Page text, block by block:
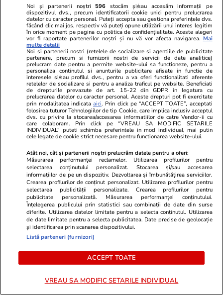
Advertorial
Smart is the new chic: Cum ne
ajută tehnologia să ne reinventăm
Advertorial
Înscrie-te
voucher de
PARTENERI
Wowbiz.ro
Durere fără margini după
moartea Raisei, fetița de 9 ani
Redactia.ro
În
destinul
Noi și partenerii noștri 596 stocăm și/sau accesăm informații pe
dispozitivul dvs., precum identificatorii cookie unici pentru prelucrarea
datelor cu caracter personal. Puteți accepta sau gestiona preferințele dvs.
făcând clic mai jos, respectiv vă puteți opune utilizării unui interes legitim
în orice moment pe pagina cu politica de confidențialitate. Aceste alegeri
vor fi raportate partenerilor noștri și nu vă vor afecta navigarea. Mai
multe detalii
Noi si partenerii nostri (retelele de socializare si agentiile de publicitate
partenere, precum si furnizorii nostri de servicii de date analitice)
prelucram date pentru a permite website-ului sa functioneze, pentru a
personaliza continutul si anunturile publicitare afisate in functie de
interesele si/sau profilul dvs., pentru a va oferi functionalitati aferente
retelelor de socializare si pentru a analiza traficul pe website. Beneficiati
de drepturile prevazute de art. 15-22 din GDPR in legatura cu
prelucrarea datelor cu caracter personal. Aceste drepturi pot fi exercitate
prin modalitatea indicataaici. Prin click pe “ACCEPT TOATE”, acceptati
folosirea tuturor Tehnologiilor de tip Cookie, care implica inclusiv acceptul
dvs. cu privire la stocarea/accesarea informatiilor de catre Vendor-ii cu
care colaboram. Prin click pe “VREAU SA MODIFIC SETARILE
INDIVIDUAL” puteti schimba preferintele in mod individual, mai putin
cele legate de cookie strict necesare pentru functionarea website-ului.
Atât noi, cât și partenerii noștri prelucrăm datele pentru a oferi:
Măsurarea performanței reclamelor. Utilizarea profilurilor pentru
selectarea conținutului personalizat. Stocarea și/sau accesarea
informațiilor de pe un dispozitiv. Dezvoltarea și îmbunătățirea serviciilor.
Crearea profilurilor de conținut personalizat. Utilizarea profilurilor pentru
selectarea publicității personalizate. Crearea profilurilor pentru
publicitate personalizată. Măsurarea performanței conținutului.
Înțelegerea publicului prin statistici sau combinații de date din surse
diferite. Utilizarea datelor limitate pentru a selecta conținutul. Utilizarea
de date limitate pentru a selecta publicitatea. Date precise de geolocație
și identificarea prin scanarea dispozitivului.
Listă parteneri (furnizori)
ACCEPT TOATE
VREAU SA MODIFIC SETARILE INDIVIDUAL